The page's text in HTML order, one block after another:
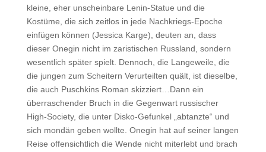
kleine, eher unscheinbare Lenin-Statue und die
Kostüme, die sich zeitlos in jede Nachkriegs-Epoche
einfügen können (Jessica Karge), deuten an, dass
dieser Onegin nicht im zaristischen Russland, sondern
wesentlich später spielt. Dennoch, die Langeweile, die
die jungen zum Scheitern Verurteilten quält, ist dieselbe,
die auch Puschkins Roman skizziert…Dann ein
überraschender Bruch in die Gegenwart russischer
High-Society, die unter Disko-Gefunkel „abtanzte“ und
sich mondän geben wollte. Onegin hat auf seiner langen
Reise offensichtlich die Wende nicht miterlebt und brach